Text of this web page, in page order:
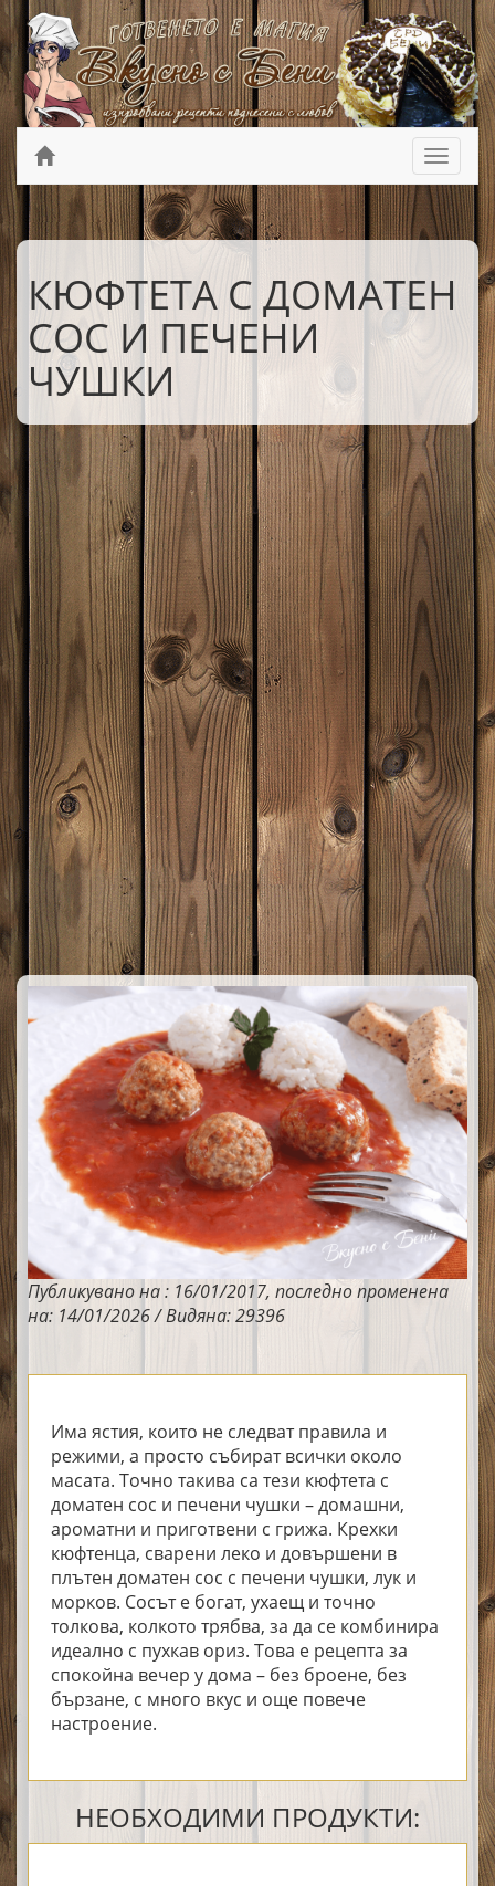
КЮФТЕТА С ДОМАТЕН
СОС И ПЕЧЕНИ
ЧУШКИ
Публикувано на : 16/01/2017, последно променена
на: 14/01/2026 / Видяна: 29396
Има ястия, които не следват правила и
режими, а просто събират всички около
масата. Точно такива са тези кюфтета с
доматен сос и печени чушки – домашни,
ароматни и приготвени с грижа. Крехки
кюфтенца, сварени леко и довършени в
плътен доматен сос с печени чушки, лук и
морков. Сосът е богат, ухаещ и точно
толкова, колкото трябва, за да се комбинира
идеално с пухкав ориз. Това е рецепта за
спокойна вечер у дома – без броене, без
бързане, с много вкус и още повече
настроение.
НЕОБХОДИМИ ПРОДУКТИ: